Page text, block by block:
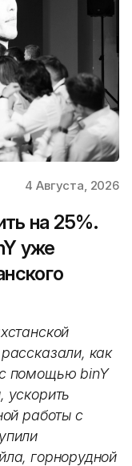
4 Августа, 2026
на 25%.
уже
как
с помощью binY
ускорить
работы с
горнорудной